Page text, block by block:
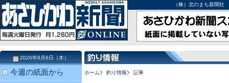
（株）北のまち新聞
ホーム 釣り情報 記事
2026年8月6日（木）
今週の紙面から